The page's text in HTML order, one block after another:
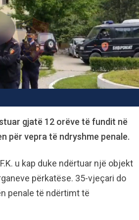
gjatë 12 orëve të fundit në
për vepra të ndryshme penale.
u kap duke ndërtuar një objekt
përkatëse. 35-vjeçari do
penale të ndërtimt të